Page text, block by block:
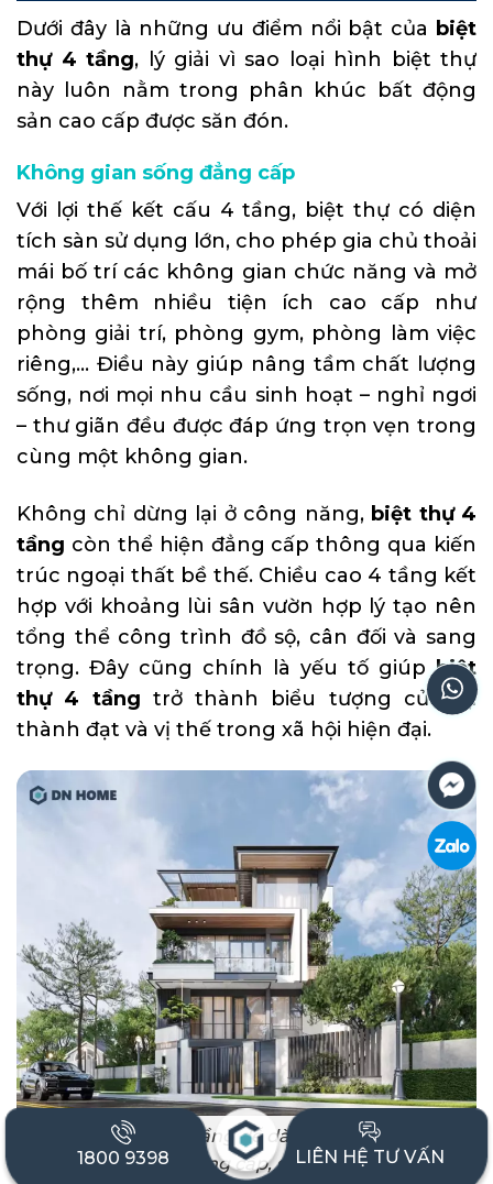
Dưới đây là những ưu điểm nổi bật của biệt
thự 4 tầng, lý giải vì sao loại hình biệt thự
này luôn nằm trong phân khúc bất động
sản cao cấp được săn đón.
Không gian sống đẳng cấp
Với lợi thế kết cấu 4 tầng, biệt thự có diện
tích sàn sử dụng lớn, cho phép gia chủ thoải
mái bố trí các không gian chức năng và mở
rộng thêm nhiều tiện ích cao cấp như
phòng giải trí, phòng gym, phòng làm việc
riêng,… Điều này giúp nâng tầm chất lượng
sống, nơi mọi nhu cầu sinh hoạt – nghỉ ngơi
– thư giãn đều được đáp ứng trọn vẹn trong
cùng một không gian.
Không chỉ dừng lại ở công năng, biệt thự 4
tầng còn thể hiện đẳng cấp thông qua kiến
trúc ngoại thất bề thế. Chiều cao 4 tầng kết
hợp với khoảng lùi sân vườn hợp lý tạo nên
tổng thể công trình đồ sộ, cân đối và sang
trọng. Đây cũng chính là yếu tố giúpbiệt
thự 4 tầng trở thành biểu tượng của sự
thành đạt và vị thế trong xã hội hiện đại.
Biệt thự kết cấu 4 tầng dễ dàng thiết kế thể hiện
vẻ đẹp đẳng cấp, sang trọng
1800 9398 LIÊN HỆ TƯ VẤN